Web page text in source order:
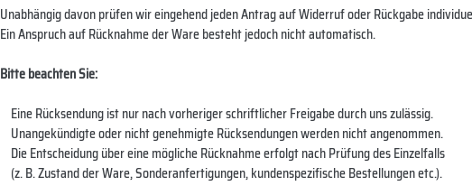
Unabhängig davon prüfen wir eingehend jeden Antrag auf Widerruf oder Rückgabe
Ein Anspruch auf Rücknahme der Ware besteht jedoch nicht automatisch.
Bitte beachten Sie:
Eine Rücksendung ist nur nach vorheriger schriftlicher Freigabe durch uns zulässig.
Unangekündigte oder nicht genehmigte Rücksendungen werden nicht angenommen.
Die Entscheidung über eine mögliche Rücknahme erfolgt nach Prüfung des Einzelfalls
(z. B. Zustand der Ware, Sonderanfertigungen, kundenspezifische Bestellungen etc.).